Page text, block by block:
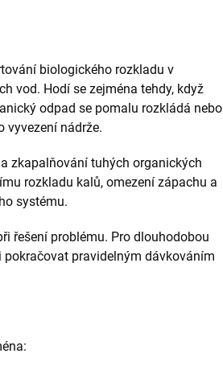
biologického rozkladu v
vod. Hodí se zejména tehdy, když
odpad se pomalu rozkládá nebo
vyvezení nádrže.
zkapalňování tuhých organických
rozkladu kalů, omezení zápachu a
systému.
řešení problému. Pro dlouhodobou
pravidelným dávkováním